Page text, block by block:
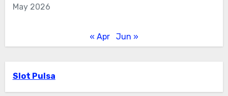
May 2026
« Apr Jun »
Slot Pulsa